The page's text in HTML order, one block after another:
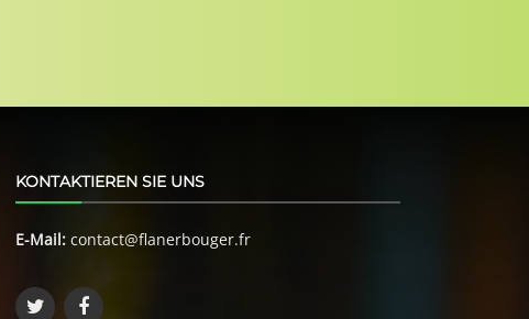
KONTAKTIEREN SIE UNS
E-Mail: contact@flanerbouger.fr